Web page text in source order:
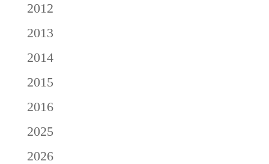
2012
2013
2014
2015
2016
2025
2026